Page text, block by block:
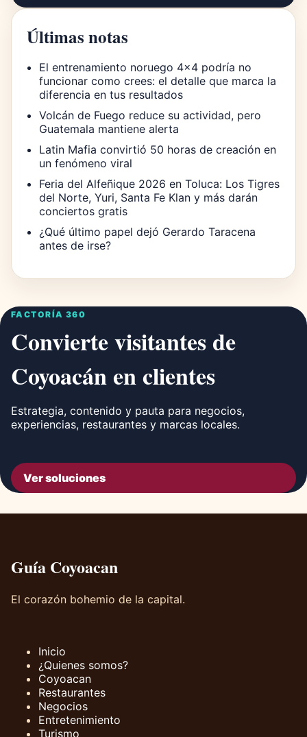
Últimas notas
El entrenamiento noruego 4×4 podría no
funcionar como crees: el detalle que marca la
diferencia en tus resultados
Volcán de Fuego reduce su actividad, pero
Guatemala mantiene alerta
Latin Mafia convirtió 50 horas de creación en
un fenómeno viral
Feria del Alfeñique 2026 en Toluca: Los Tigres
del Norte, Yuri, Santa Fe Klan y más darán
conciertos gratis
¿Qué último papel dejó Gerardo Taracena
antes de irse?
FACTORÍA 360
Convierte visitantes de
Coyoacán en clientes
Estrategia, contenido y pauta para negocios,
experiencias, restaurantes y marcas locales.
Ver soluciones
Guía Coyoacan
El corazón bohemio de la capital.
Inicio
¿Quienes somos?
Coyoacan
Restaurantes
Negocios
Entretenimiento
Turismo